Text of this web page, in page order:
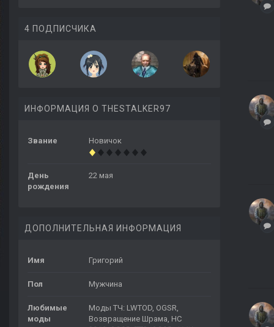
4 ПОДПИСЧИКА
ИНФОРМАЦИЯ О THESTALKER97
Звание Новичок
День
рождения
22 мая
ДОПОЛНИТЕЛЬНАЯ ИНФОРМАЦИЯ
Имя Григорий
Пол Мужчина
Любимые
моды
Моды ТЧ: LWTOD, OGSR,
Возвращение Шрама, НС